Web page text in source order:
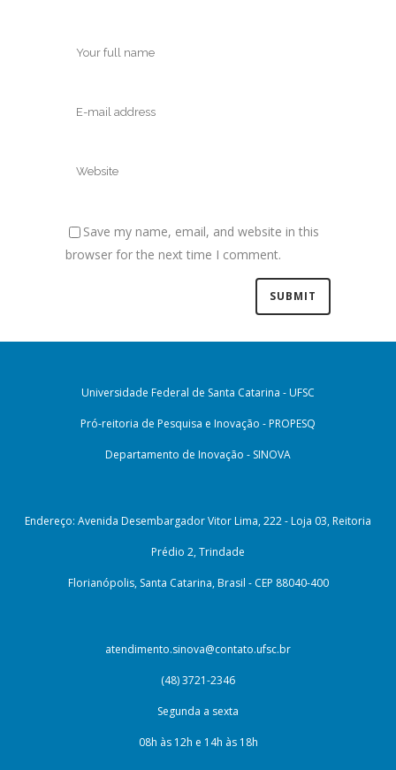
Save my name, email, and website in this
browser for the next time I comment.
Universidade Federal de Santa Catarina - UFSC
Pró-reitoria de Pesquisa e Inovação - PROPESQ
Departamento de Inovação - SINOVA
Endereço: Avenida Desembargador Vitor Lima, 222 - Loja 03, Reitoria
Prédio 2, Trindade
Florianópolis, Santa Catarina, Brasil - CEP 88040-400
atendimento.sinova@contato.ufsc.br
(48) 3721-2346
Segunda a sexta
08h às 12h e 14h às 18h